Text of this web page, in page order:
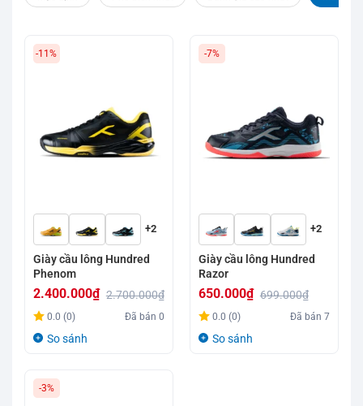
-11%
+2
Giày cầu lông Hundred
Phenom
2.700.000₫
Giá
gốc
2.400.000₫
Giá
hiện
2.400.000₫.
0.0 (0) Đã bán0
So sánh
-7%
+2
Giày cầu lông Hundred
Razor
699.000₫
Giá
gốc
650.000₫
Giá
hiện
0.0 (0) Đã bán7
So sánh
-3%